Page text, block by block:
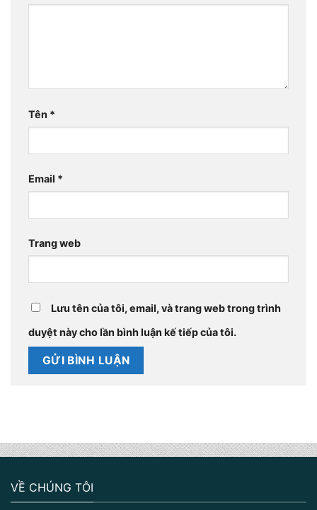
Tên *
Email *
Trang web
Lưu tên của tôi, email, và trang web trong trình
duyệt này cho lần bình luận kế tiếp của tôi.
VỀ CHÚNG TÔI